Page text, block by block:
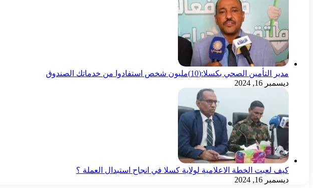
مدير التأمين الصحي بكسلا:(10)مليون شخص استفادوا من خدماتك الصندوق
ديسمبر 16, 2024
كيف لعبت الخطة الاعلامية لولاية كسلا في انجاح استبدال العملة ؟
ديسمبر 16, 2024